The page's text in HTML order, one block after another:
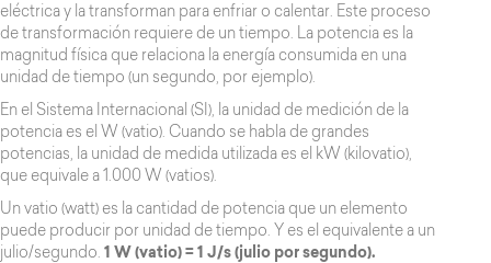
eléctrica y la transforman para enfriar o calentar. Este proceso
de transformación requiere de un tiempo. La potencia es la
magnitud física que relaciona la energía consumida en una
unidad de tiempo (un segundo, por ejemplo).
En el Sistema Internacional (SI), la unidad de medición de la
potencia es el W (vatio). Cuando se habla de grandes
potencias, la unidad de medida utilizada es el kW (kilovatio),
que equivale a 1.000 W (vatios).
Un vatio (watt) es la cantidad de potencia que un elemento
puede producir por unidad de tiempo. Y es el equivalente a un
julio/segundo. 1 W (vatio) = 1 J/s (julio por segundo).